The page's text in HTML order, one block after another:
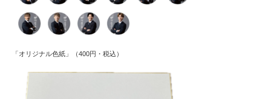
「オリジナル色紙」（400円・税込）